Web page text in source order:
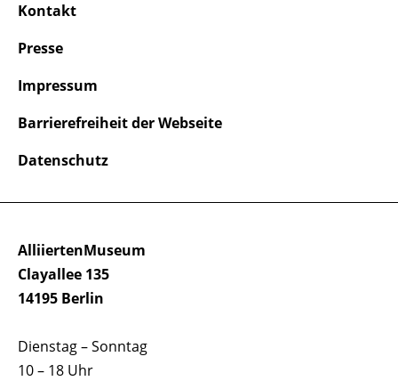
AlliiertenMuseum
Clayallee 135
14195 Berlin
Dienstag – Sonntag
10 – 18 Uhr
Kontakt
Presse
Impressum
Barrierefreiheit der Webseite
Datenschutz